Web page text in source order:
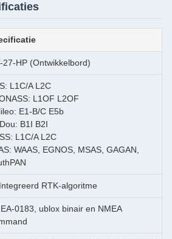
27-HP (Ontwikkelbord)
L1C/A L2C
L1OF L2OF
E1-B/C E5b
B1I B2I
L1C/A L2C
WAAS, EGNOS, MSAS, GAGAN,
RTK-algoritme
0183, ublox binair en NMEA